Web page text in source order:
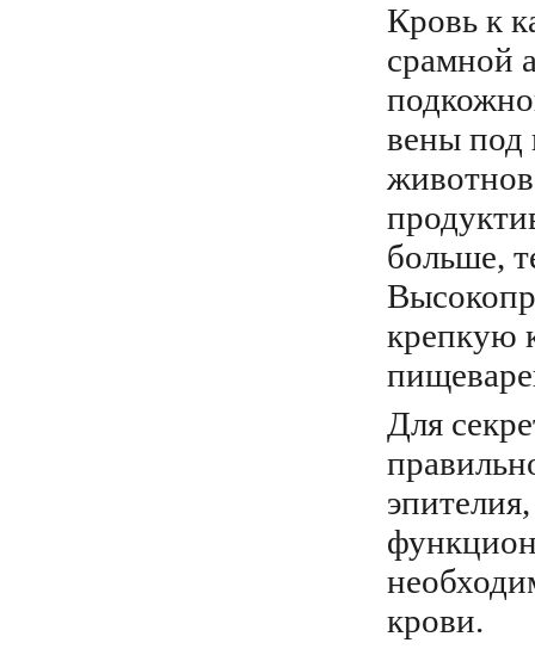
Кровь к
срамной
вены под
больше,
крепкую
Для
крови.